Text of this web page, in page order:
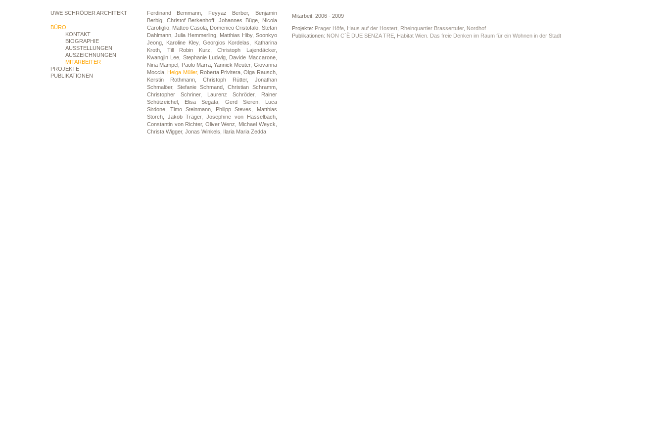
UWE SCHRÖDER ARCHITEKT
BÜRO
KONTAKT
BIOGRAPHIE
AUSSTELLUNGEN
AUSZEICHNUNGEN
MITARBEITER
PROJEKTE
PUBLIKATIONEN
Ferdinand Bemmann, Feyyaz Berber,
Benjamin
Berbig, Christof Berkenhoff,Johannes Büge,
Nicola
Carofiglio, Matteo Casola, Domenico Cristofalo, Stefan
Dahlmann, Julia Hemmerling, Matthias Hiby, Soonkyo
Jeong, Karoline Kley,Georgios Kordelas,
Katharina
Kroth, Till Robin Kurz, Christoph Lajendäcker,
Kwangjin Lee, Stephanie Ludwig, Davide Maccarone,
Nina Mampel,
Paolo Marra, Yannick Meuter, Giovanna
Moccia,Helga Müller, Roberta Privitera,Olga Rausch,
Kerstin Rothmann, Christoph Rütter, Jonathan
Schmalöer, Stefanie Schmand, Christian Schramm,
Christopher Schriner,
Laurenz Schröder,
Rainer
Schützeichel, Elisa Segata, Gerd Sieren,
Luca
Sirdone,Timo Steinmann, Philipp Steves,
Matthias
Storch, Jakob Träger,Josephine von Hasselbach,
Constantin von Richter, Oliver Wenz, Michael Weyck,
Christa Wigger, Jonas Winkels, Ilaria Maria Zedda
Mitarbeit: 2006 - 2009
Projekte: Prager Höfe, Haus auf der Hostert, Rheinquartier Brassertufer, Nordhof
Publikationen: NON C´È DUE SENZA TRE, Habitat Wien. Das freie Denken im Raum für ein Wohnen in der Stadt